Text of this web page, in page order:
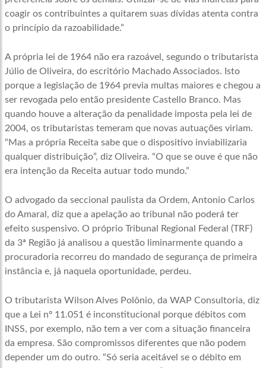
coagir os contribuintes a quitarem suas dívidas atenta contra
o princípio da razoabilidade.”
A própria lei de 1964 não era razoável, segundo o tributarista
Júlio de Oliveira, do escritório Machado Associados. Isto
porque a legislação de 1964 previa multas maiores e chegou a
ser revogada pelo então presidente Castello Branco. Mas
quando houve a alteração da penalidade imposta pela lei de
2004, os tributaristas temeram que novas autuações viriam.
“Mas a própria Receita sabe que o dispositivo inviabilizaria
qualquer distribuição”, diz Oliveira. “O que se ouve é que não
era intenção da Receita autuar todo mundo.”
O advogado da seccional paulista da Ordem, Antonio Carlos
do Amaral, diz que a apelação ao tribunal não poderá ter
efeito suspensivo. O próprio Tribunal Regional Federal (TRF)
da 3ª Região já analisou a questão liminarmente quando a
procuradoria recorreu do mandado de segurança de primeira
instância e, já naquela oportunidade, perdeu.
O tributarista Wilson Alves Polônio, da WAP Consultoria, diz
que a Lei nº 11.051 é inconstitucional porque débitos com
INSS, por exemplo, não tem a ver com a situação financeira
da empresa. São compromissos diferentes que não podem
depender um do outro. “Só seria aceitável se o débito em